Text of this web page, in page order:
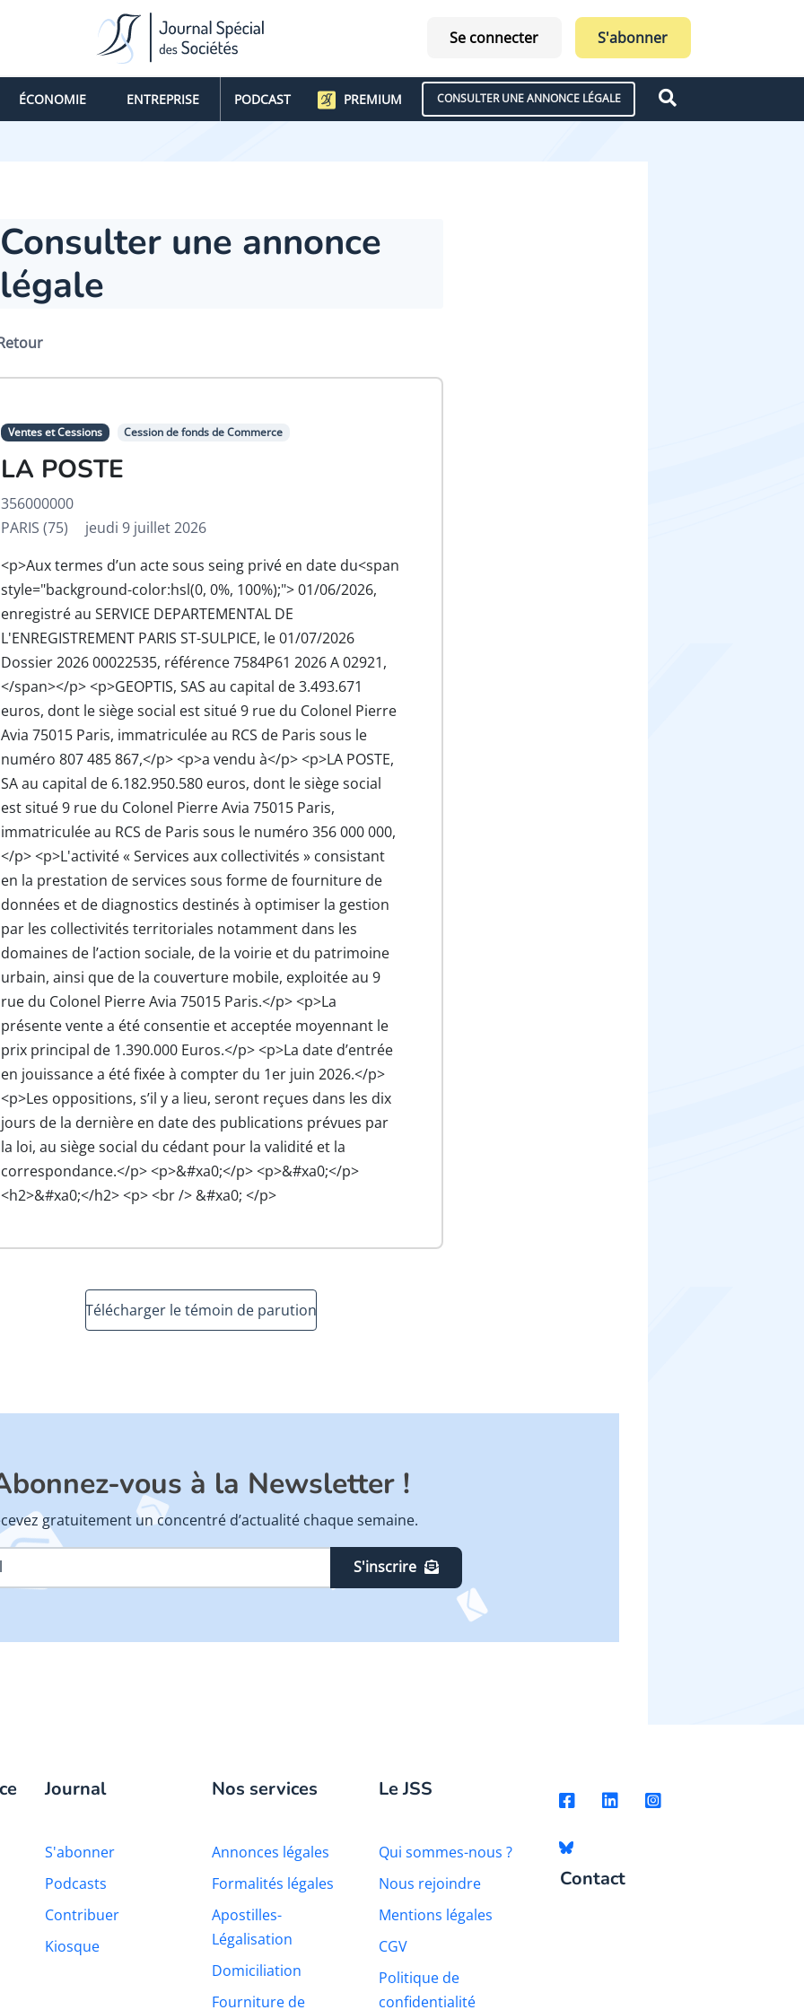
Se connecter S'abonner
ÉCONOMIE ENTREPRISE PODCAST PREMIUM CONSULTER UNE ANNONCE LÉGALE
Consulter une annonce
légale
Ventes et Cessions Cession de fonds de Commerce
LA POSTE
356000000
PARIS (75)
jeudi 9 juillet 2026
<p>Aux termes d’un acte sous seing privé en date du<span
style="background-color:hsl(0, 0%, 100%);"> 01/06/2026,
enregistré au SERVICE DEPARTEMENTAL DE
L'ENREGISTREMENT PARIS ST-SULPICE, le 01/07/2026
Dossier 2026 00022535, référence 7584P61 2026 A 02921,
</span></p> <p>GEOPTIS, SAS au capital de 3.493.671
euros, dont le siège social est situé 9 rue du Colonel Pierre
Avia 75015 Paris, immatriculée au RCS de Paris sous le
numéro 807 485 867,</p> <p>a vendu à</p> <p>LA POSTE,
SA au capital de 6.182.950.580 euros, dont le siège social
est situé 9 rue du Colonel Pierre Avia 75015 Paris,
immatriculée au RCS de Paris sous le numéro 356 000 000,
</p> <p>L'activité « Services aux collectivités » consistant
en la prestation de services sous forme de fourniture de
données et de diagnostics destinés à optimiser la gestion
par les collectivités territoriales notamment dans les
domaines de l’action sociale, de la voirie et du patrimoine
urbain, ainsi que de la couverture mobile, exploitée au 9
rue du Colonel Pierre Avia 75015 Paris.</p> <p>La
présente vente a été consentie et acceptée moyennant le
prix principal de 1.390.000 Euros.</p> <p>La date d’entrée
en jouissance a été fixée à compter du 1er juin 2026.</p>
<p>Les oppositions, s’il y a lieu, seront reçues dans les dix
jours de la dernière en date des publications prévues par
la loi, au siège social du cédant pour la validité et la
correspondance.</p> <p>&#xa0;</p> <p>&#xa0;</p>
<h2>&#xa0;</h2> <p> <br /> &#xa0; </p>
Télécharger le témoin de parution
vous à la Newsletter !
gratuitement un concentré d’actualité chaque semaine.
S'inscrire
Journal
S'abonner
Podcasts
Contribuer
Kiosque
Nos services
Annonces légales
Formalités légales
Apostilles-
Légalisation
Domiciliation
Fourniture de
Le JSS
Qui sommes-nous ?
Nous rejoindre
Mentions légales
CGV
Politique de
confidentialité
Contact